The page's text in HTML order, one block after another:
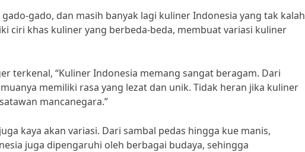
gado, dan masih banyak lagi kuliner Indonesia yang tak kalah
ciri khas kuliner yang berbeda-beda, membuat variasi kuliner
terkenal, “Kuliner Indonesia memang sangat beragam. Dari
memiliki rasa yang lezat dan unik. Tidak heran jika kuliner
mancanegara.”
kaya akan variasi. Dari sambal pedas hingga kue manis,
juga dipengaruhi oleh berbagai budaya, sehingga